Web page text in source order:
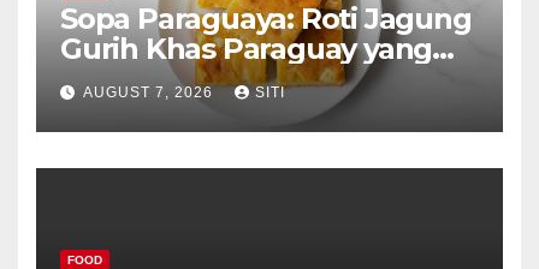
Sopa Paraguaya: Roti Jagung
Gurih Khas Paraguay yang
Unik
AUGUST 7, 2026 SITI
FOOD